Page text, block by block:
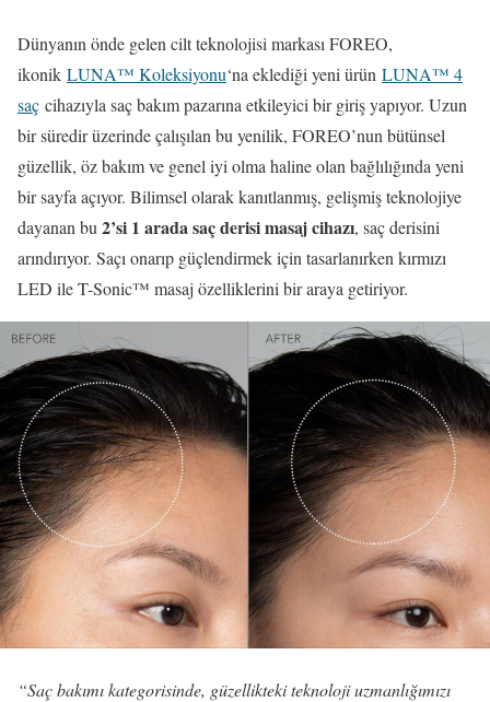
Dünyanın önde gelen cilt teknolojisi markası FOREO,
ikonik LUNA™ Koleksiyonu‘na eklediği yeni ürün LUNA™ 4
saç cihazıyla saç bakım pazarına etkileyici bir giriş yapıyor. Uzun
bir süredir üzerinde çalışılan bu yenilik, FOREO’nun bütünsel
güzellik, öz bakım ve genel iyi olma haline olan bağlılığında yeni
bir sayfa açıyor. Bilimsel olarak kanıtlanmış, gelişmiş teknolojiye
dayanan bu 2’si 1 arada saç derisi masaj cihazı, saç derisini
arındırıyor. Saçı onarıp güçlendirmek için tasarlanırken kırmızı
LED ile T-Sonic™ masaj özelliklerini bir araya getiriyor.
“Saç bakımı kategorisinde, güzellikteki teknoloji uzmanlığımızı